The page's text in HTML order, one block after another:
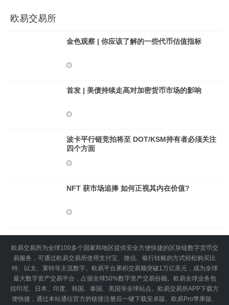
欧易交易所
金色观察 | 你应该了解的一些代币估值指标
首发 | 美债持续走高对加密货币市场的影响
波卡平行链竞拍将至 DOT/KSM持有者必须关注
四个方面
NFT 获市场追捧 如何正视其内在价值?
欧易交易所为全球100多个国家和地区提供安全方便快捷的区块链数字货币交
易服务，可通过欧易交易所使用支付宝、微信、银行转账的方式轻松购买比
特、以太、莱特等主流数字。欧易平台累积交易额突破1万亿美元，成为全球
最大数字资产交易平台，占据全球50%数字资产交易份额。欧易全球业务包
括印尼、日本、印度、韩国、泰国、美国等全球站点。欧易交易所APP下载方
便快捷，通过本站通往官方的链接注册后一键下载安卓版、欧易Pro苹果版、